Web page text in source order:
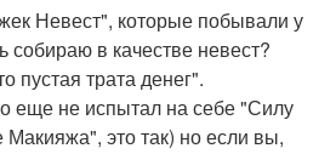
Невест", которые побывали у
собираю в качестве невест?
пустая трата денег".
еще не испытал на себе "Силу
это так) но если вы,